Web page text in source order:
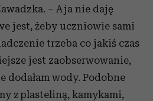
– A ja nie daję
jest, żeby uczniowie sami
trzeba co jakiś czas
jest zaobserwowanie,
dodałam wody. Podobne
z plasteliną, kamykami,